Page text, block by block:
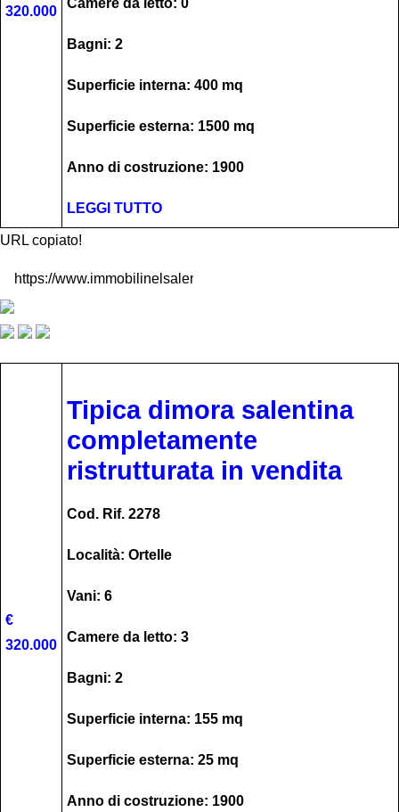
320.000
Camere da letto: 0
Bagni: 2
Superficie interna: 400 mq
Superficie esterna: 1500 mq
Anno di costruzione: 1900
LEGGI TUTTO
URL copiato!
€
320.000
Tipica dimora salentina
completamente
ristrutturata in vendita
Cod. Rif. 2278
Località: Ortelle
Vani: 6
Camere da letto: 3
Bagni: 2
Superficie interna: 155 mq
Superficie esterna: 25 mq
Anno di costruzione: 1900